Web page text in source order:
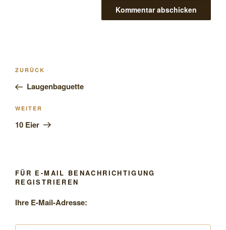
Beitragsnavigation
Vorheriger
Beitrag
ZURÜCK
Laugenbaguette
Nächster
Beitrag
WEITER
10 Eier
FÜR E-MAIL BENACHRICHTIGUNG
REGISTRIEREN
Ihre E-Mail-Adresse: